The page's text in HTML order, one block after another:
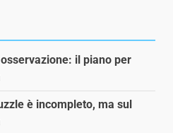
il piano per
è incompleto, ma sul